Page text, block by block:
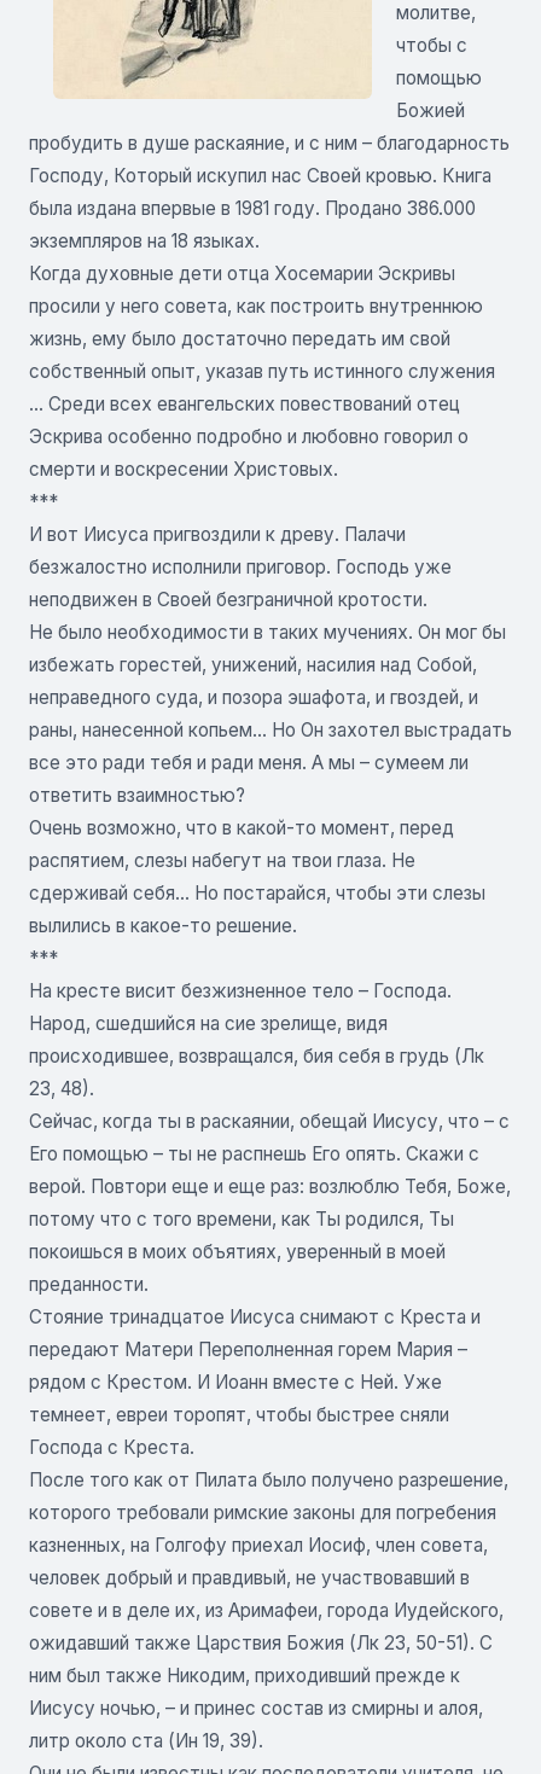
молитве,
чтобы с
помощью
Божией
пробудить в душе раскаяние, и с ним – благодарность
Господу, Который искупил нас Своей кровью. Книга
была издана впервые в 1981 году. Продано 386.000
экземпляров на 18 языках.
Когда духовные дети отца Хосемарии Эскривы
просили у него совета, как построить внутреннюю
жизнь, ему было достаточно передать им свой
собственный опыт, указав путь истинного служения
... Среди всех евангельских повествований отец
Эскрива особенно подробно и любовно говорил о
смерти и воскресении Христовых.
***
И вот Иисуса пригвоздили к древу. Палачи
безжалостно исполнили приговор. Господь уже
неподвижен в Своей безграничной кротости.
Не было необходимости в таких мучениях. Он мог бы
избежать горестей, унижений, насилия над Собой,
неправедного суда, и позора эшафота, и гвоздей, и
раны, нанесенной копьем… Но Он захотел выстрадать
все это ради тебя и ради меня. А мы – сумеем ли
ответить взаимностью?
Очень возможно, что в какой-то момент, перед
распятием, слезы набегут на твои глаза. Не
сдерживай себя… Но постарайся, чтобы эти слезы
вылились в какое-то решение.
***
На кресте висит безжизненное тело – Господа.
Народ, сшедшийся на сие зрелище, видя
происходившее, возвращался, бия себя в грудь (Лк
23, 48).
Сейчас, когда ты в раскаянии, обещай Иисусу, что – с
Его помощью – ты не распнешь Его опять. Скажи с
верой. Повтори еще и еще раз: возлюблю Тебя, Боже,
потому что с того времени, как Ты родился, Ты
покоишься в моих объятиях, уверенный в моей
преданности.
Стояние тринадцатое Иисуса снимают с Креста и
передают Матери Переполненная горем Мария –
рядом с Крестом. И Иоанн вместе с Ней. Уже
темнеет, евреи торопят, чтобы быстрее сняли
Господа с Креста.
После того как от Пилата было получено разрешение,
которого требовали римские законы для погребения
казненных, на Голгофу приехал Иосиф, член совета,
человек добрый и правдивый, не участвовавший в
совете и в деле их, из Аримафеи, города Иудейского,
ожидавший также Царствия Божия (Лк 23, 50-51). С
ним был также Никодим, приходивший прежде к
Иисусу ночью, – и принес состав из смирны и алоя,
литр около ста (Ин 19, 39).